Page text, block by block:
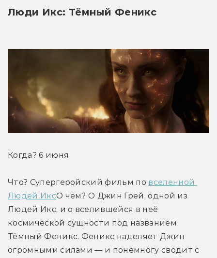
Люди Икс: Тёмный Феникс
Когда? 6 июня
Что? Супергеройский фильм по вселенной
Людей ИксО чём? О Джин Грей, одной из
Людей Икс, и о вселившейся в неё
космической сущности под названием
Тёмный Феникс. Феникс наделяет Джин
огромными силами — и понемногу сводит с